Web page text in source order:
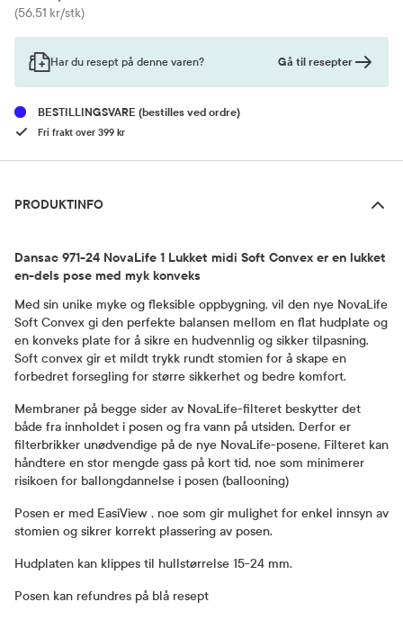
Pris
(56,51 kr/stk)
Har du resept på denne varen? Gå til resepter
BESTILLINGSVARE(bestilles ved ordre)
Fri frakt over 399 kr
PRODUKTINFO
Dansac 971-24 NovaLife 1 Lukket midi Soft Convex er en lukket
en-dels pose med myk konveks
Med sin unike myke og fleksible oppbygning, vil den nye NovaLife
Soft Convex gi den perfekte balansen mellom en flat hudplate og
en konveks plate for å sikre en hudvennlig og sikker tilpasning.
Soft convex gir et mildt trykk rundt stomien for å skape en
forbedret forsegling for større sikkerhet og bedre komfort.
Membraner på begge sider av NovaLife-filteret beskytter det
både fra innholdet i posen og fra vann på utsiden. Derfor er
filterbrikker unødvendige på de nye NovaLife-posene. Filteret kan
håndtere en stor mengde gass på kort tid, noe som minimerer
risikoen for ballongdannelse i posen (ballooning)
Posen er med EasiView , noe som gir mulighet for enkel innsyn av
stomien og sikrer korrekt plassering av posen.
Hudplaten kan klippes til hullstørrelse 15-24 mm.
Posen kan refundres på blå resept